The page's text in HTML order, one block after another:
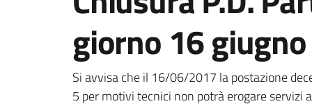
giorno 16 giugno
Dettagli della
Si avvisa che il 16/06/2017 la postazione
5 per motivi tecnici non potrà erogare servizi